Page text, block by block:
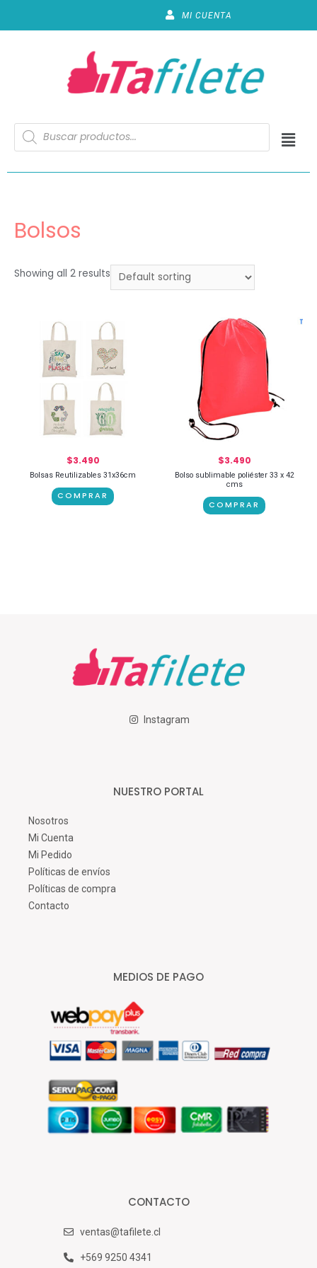
MI CUENTA
Bolsos
Showing all 2 results
$3.490
Bolsas Reutilizables 31x36cm
COMPRAR
$3.490
Bolso sublimable poliéster 33 x 42
cms
COMPRAR
Instagram
NUESTRO PORTAL
Nosotros
Mi Cuenta
Mi Pedido
Políticas de envíos
Políticas de compra
Contacto
MEDIOS DE PAGO
CONTACTO
ventas@tafilete.cl
+569 9250 4341